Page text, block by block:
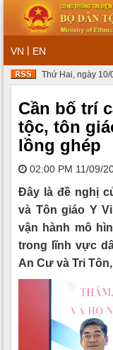
VN | EN
Thứ Hai, ngày
Cần bố trí
tộc, tôn
lồng ghép
02:00 PM 11/09/
Đây là đề nghị
và Tôn giáo Y
vận hành mô
trong lĩnh vực
An Cư và Tri